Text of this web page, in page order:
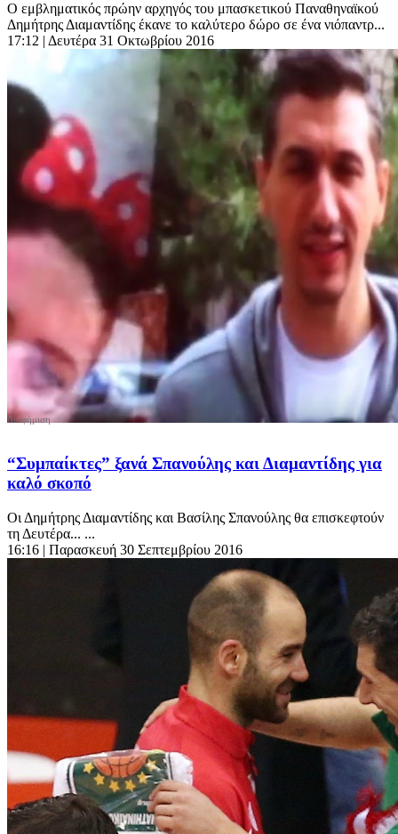
Ο εμβληματικός πρώην αρχηγός του μπασκετικού Παναθηναϊκού
Δημήτρης Διαμαντίδης έκανε το καλύτερο δώρο σε ένα νιόπαντρ...
17:12 | Δευτέρα 31 Οκτωβρίου 2016
“Συμπαίκτες” ξανά Σπανούλης και Διαμαντίδης για
καλό σκοπό
Οι Δημήτρης Διαμαντίδης και Βασίλης Σπανούλης θα επισκεφτούν
τη Δευτέρα... ...
16:16 | Παρασκευή 30 Σεπτεμβρίου 2016